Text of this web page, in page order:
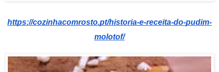
https://cozinhacomrosto.pt/historia-e-receita-do-pudim-
molotof/